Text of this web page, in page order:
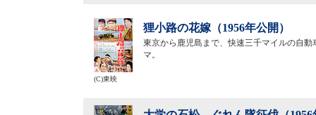
狸小路の花嫁（1956年公開）
東京から鹿児島まで、快速三千マイルの自
マ。
(C)東映